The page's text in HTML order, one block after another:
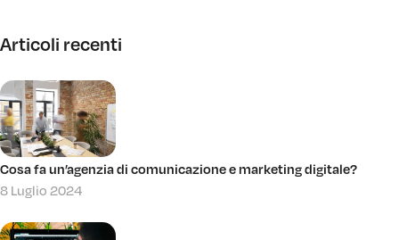
Articoli recenti
Cosa fa un’agenzia di comunicazione e marketing digitale?
8 Luglio 2024